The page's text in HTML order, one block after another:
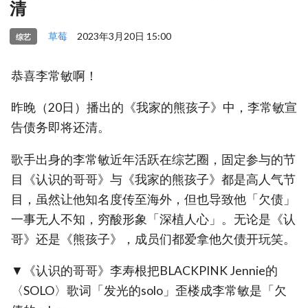
清
综艺 草莓 2023年3月20日 15:00
恭喜李常敏啊！
昨晚（20日）播出的《我家的熊孩子》中，李常敏宣
告债务即将还清。
歌手出身的李常敏近年活跃在综艺圈，固定参与的节
目《认识的哥哥》与《我家的熊孩子》都是高人气节
目，虽然让他知名度传至海外，但也导致他「欠债」
一事无人不知，穷酸形象「深植人心」。无论是《认
哥》还是《熊孩子》，成员们都爱拿他欠债开玩笑。
▼《认识的哥哥》李寿根把BLACKPINK Jennie的
〈SOLO〉歌词「发光的solo」歪楼成李常敏是「欠